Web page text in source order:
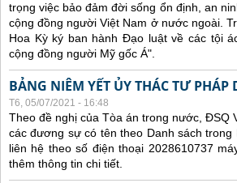
trọng việc bảo đảm đời sống ổn định, an
cộng đồng người Việt Nam ở nước ngoài.
Hoa Kỳ ký ban hành Đạo luật về các tội
cộng đồng người Mỹ gốc Á".
BẢNG NIÊM YẾT ỦY THÁC TƯ
T6, 05/07/2021 - 16:48
Theo đề nghị của Tòa án trong nước, ĐSQ
các đương sự có tên theo Danh sách
liên hệ theo số điện thoại 2028610737
thêm thông tin chi tiết.